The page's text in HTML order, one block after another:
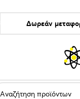
Δωρεάν